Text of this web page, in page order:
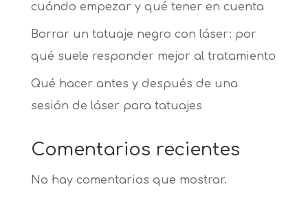
cuándo empezar y qué tener en cuenta
Borrar un tatuaje negro con láser: por
qué suele responder mejor al tratamiento
Qué hacer antes y después de una
sesión de láser para tatuajes
Comentarios recientes
No hay comentarios que mostrar.